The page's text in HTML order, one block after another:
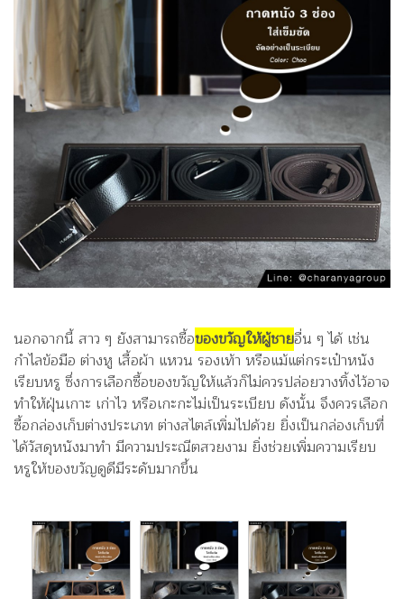
นอกจากนี้ สาว ๆ ยังสามารถซื้อของขวัญให้ผู้ชายอื่น ๆ ได้ เช่น
กำไลข้อมือ ต่างหู เสื้อผ้า แหวน รองเท้า หรือแม้แต่กระเป๋าหนัง
เรียบหรู ซึ่งการเลือกซื้อของขวัญให้แล้วก็ไม่ควรปล่อยวางทิ้งไว้อาจ
ทำให้ฝุ่นเกาะ เก่าไว หรือเกะกะไม่เป็นระเบียบ ดังนั้น จึงควรเลือก
ซื้อกล่องเก็บต่างประเภท ต่างสไตล์เพิ่มไปด้วย ยิ่งเป็นกล่องเก็บที่
ได้วัสดุหนังมาทำ มีความประณีตสวยงาม ยิ่งช่วยเพิ่มความเรียบ
หรูให้ของขวัญดูดีมีระดับมากขึ้น